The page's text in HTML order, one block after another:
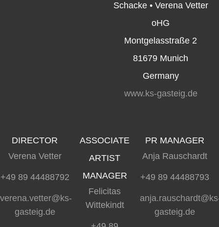
Schacke • Verena Vetter
oHG
Montgelasstraße 2
81679 Munich
Germany
www.ks-gasteig.de
DIRECTOR
Verena Vetter
+49 89 44488792
verena.vetter@ks-
gasteig.de
ASSOCIATE
ARTIST
MANAGER
Felicitas
Wittekindt
PR MANAGER
Anja Rauschardt
+49 89 44488793
gasteig.de